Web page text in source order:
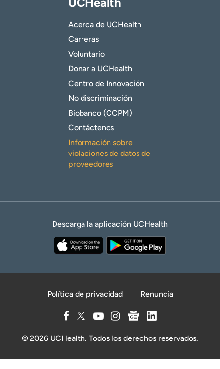
Acerca de UCHealth
Carreras
Voluntario
Donar a UCHealth
Centro de Innovación
No discriminación
Biobanco (CCPM)
Contáctenos
Información sobre
violaciones de datos de
proveedores
Descarga la aplicación UCHealth
Política de privacidad Renuncia
© 2026 UCHealth. Todos los derechos reservados.